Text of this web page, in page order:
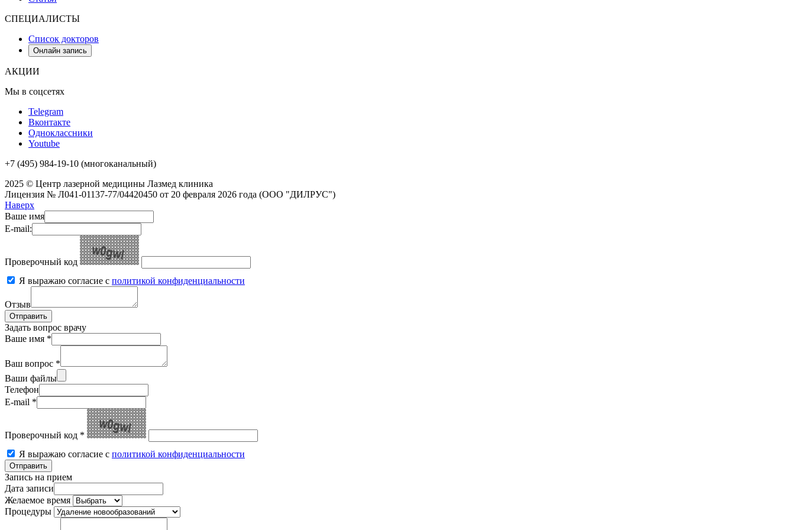
СПЕЦИАЛИСТЫ
Список докторов
Онлайн запись
АКЦИИ
Мы в соцсетях
Telegram
Вконтакте
Одноклассники
Youtube
+7 (495) 984-19-10 (многоканальный)
2025 © Центр лазерной медицины Лазмед клиника
Лицензия № Л041-01137-77/04420450 от 20 февраля 2026 года (ООО "ДИЛРУС")
Наверх
Ваше имя
E-mail:
Проверочный код
Я выражаю согласие с политикой конфиденциальности
Отзыв
Задать вопрос врачу
Ваше имя *
Ваш вопрос *
Ваши файлы
Телефон
E-mail *
Проверочный код *
Я выражаю согласие с политикой конфиденциальности
Запись на прием
Дата записи
Желаемое время
Процедуры